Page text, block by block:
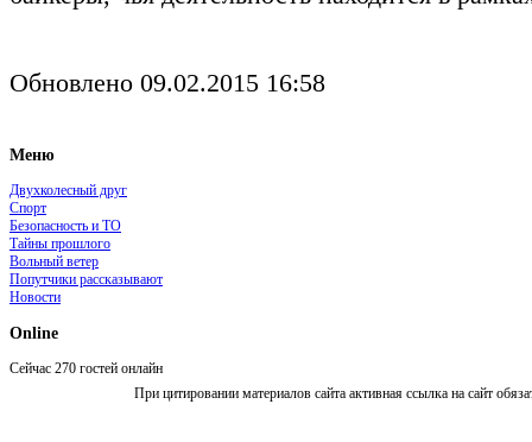
Обновлено 09.02.2015 16:58
Меню
Двухколесный друг
Спорт
Безопасность и ТО
Тайны прошлого
Вольный ветер
Попутчики рассказывают
Новости
Online
Сейчас 270 гостей онлайн
При цитировании материалов сайта активная ссылка на сайт